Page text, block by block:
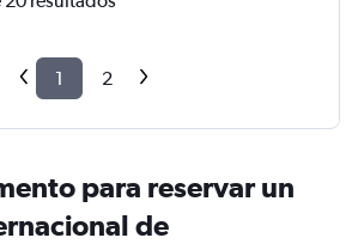
1 2
para reservar un
de